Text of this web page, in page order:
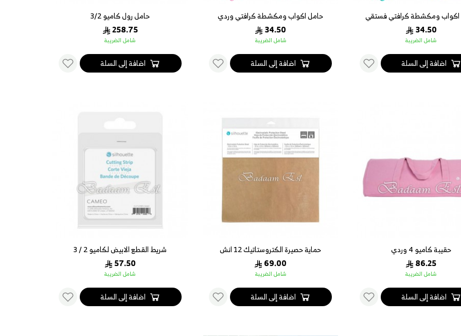
ومكشطة كرافتي فستقي
34.50
شامل الضريبة
اضافة إلى السلة
حامل اكواب ومكشطة كرافتي وردي
34.50
شامل الضريبة
اضافة إلى السلة
حامل رول كاميو 3/2
258.75
شامل الضريبة
اضافة إلى السلة
حقيبة كاميو 4 وردي
86.25
شامل الضريبة
اضافة إلى السلة
حماية حصيرة الكتروستاتيك 12 انش
69.00
شامل الضريبة
اضافة إلى السلة
شريط القطع الابيض لكاميو 2 / 3
57.50
شامل الضريبة
اضافة إلى السلة